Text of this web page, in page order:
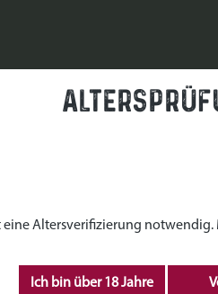
basteln -
19, 14542 Werder
Altersverifizierung
Ich bin über 18 Jahre